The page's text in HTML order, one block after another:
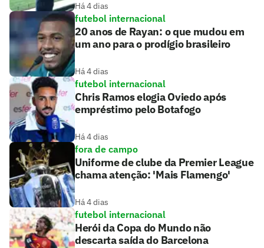
Há 4 dias
futebol internacional
20 anos de Rayan: o que mudou em
um ano para o prodígio brasileiro
Há 4 dias
futebol internacional
Chris Ramos elogia Oviedo após
empréstimo pelo Botafogo
Há 4 dias
fora de campo
Uniforme de clube da Premier League
chama atenção: 'Mais Flamengo'
Há 4 dias
futebol internacional
Herói da Copa do Mundo não
descarta saída do Barcelona